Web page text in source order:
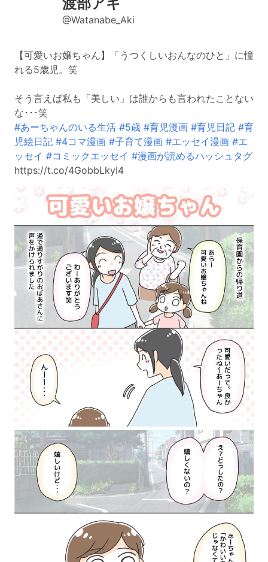
@Watanabe_Aki
【可愛いお嬢ちゃん】「うつくしいおんなのひと」に憧
れる5歳児。笑
そう言えば私も「美しい」は誰からも言われたことない
な･･･笑
#あーちゃんのいる生活 #5歳 #育児漫画 #育児日記 #育
児絵日記 #4コマ漫画 #子育て漫画 #エッセイ漫画 #エ
ッセイ #コミックエッセイ #漫画が読めるハッシュタグ
https://t.co/4GobbLkyI4